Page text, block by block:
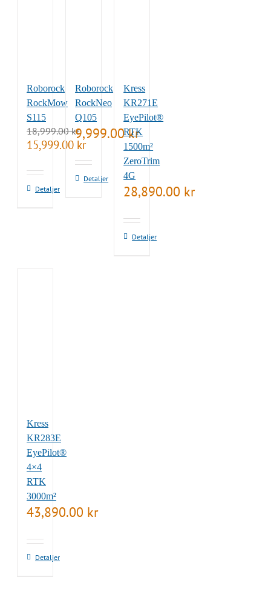
Roborock
RockMow
S115
18,999.00kr
Det
ursprungliga
var:
18,999.00 kr.
15,999.00 krDet
nuvarande
priset
är:
15,999.00 kr.
Detaljer
Roborock
RockNeo
Q105
9,999.00kr
Detaljer
Kress
KR271E
EyePilot®
RTK
1500m²
ZeroTrim
4G
28,890.00 kr
Detaljer
Kress
KR283E
EyePilot®
4×4
RTK
3000m²
43,890.00 kr
Detaljer